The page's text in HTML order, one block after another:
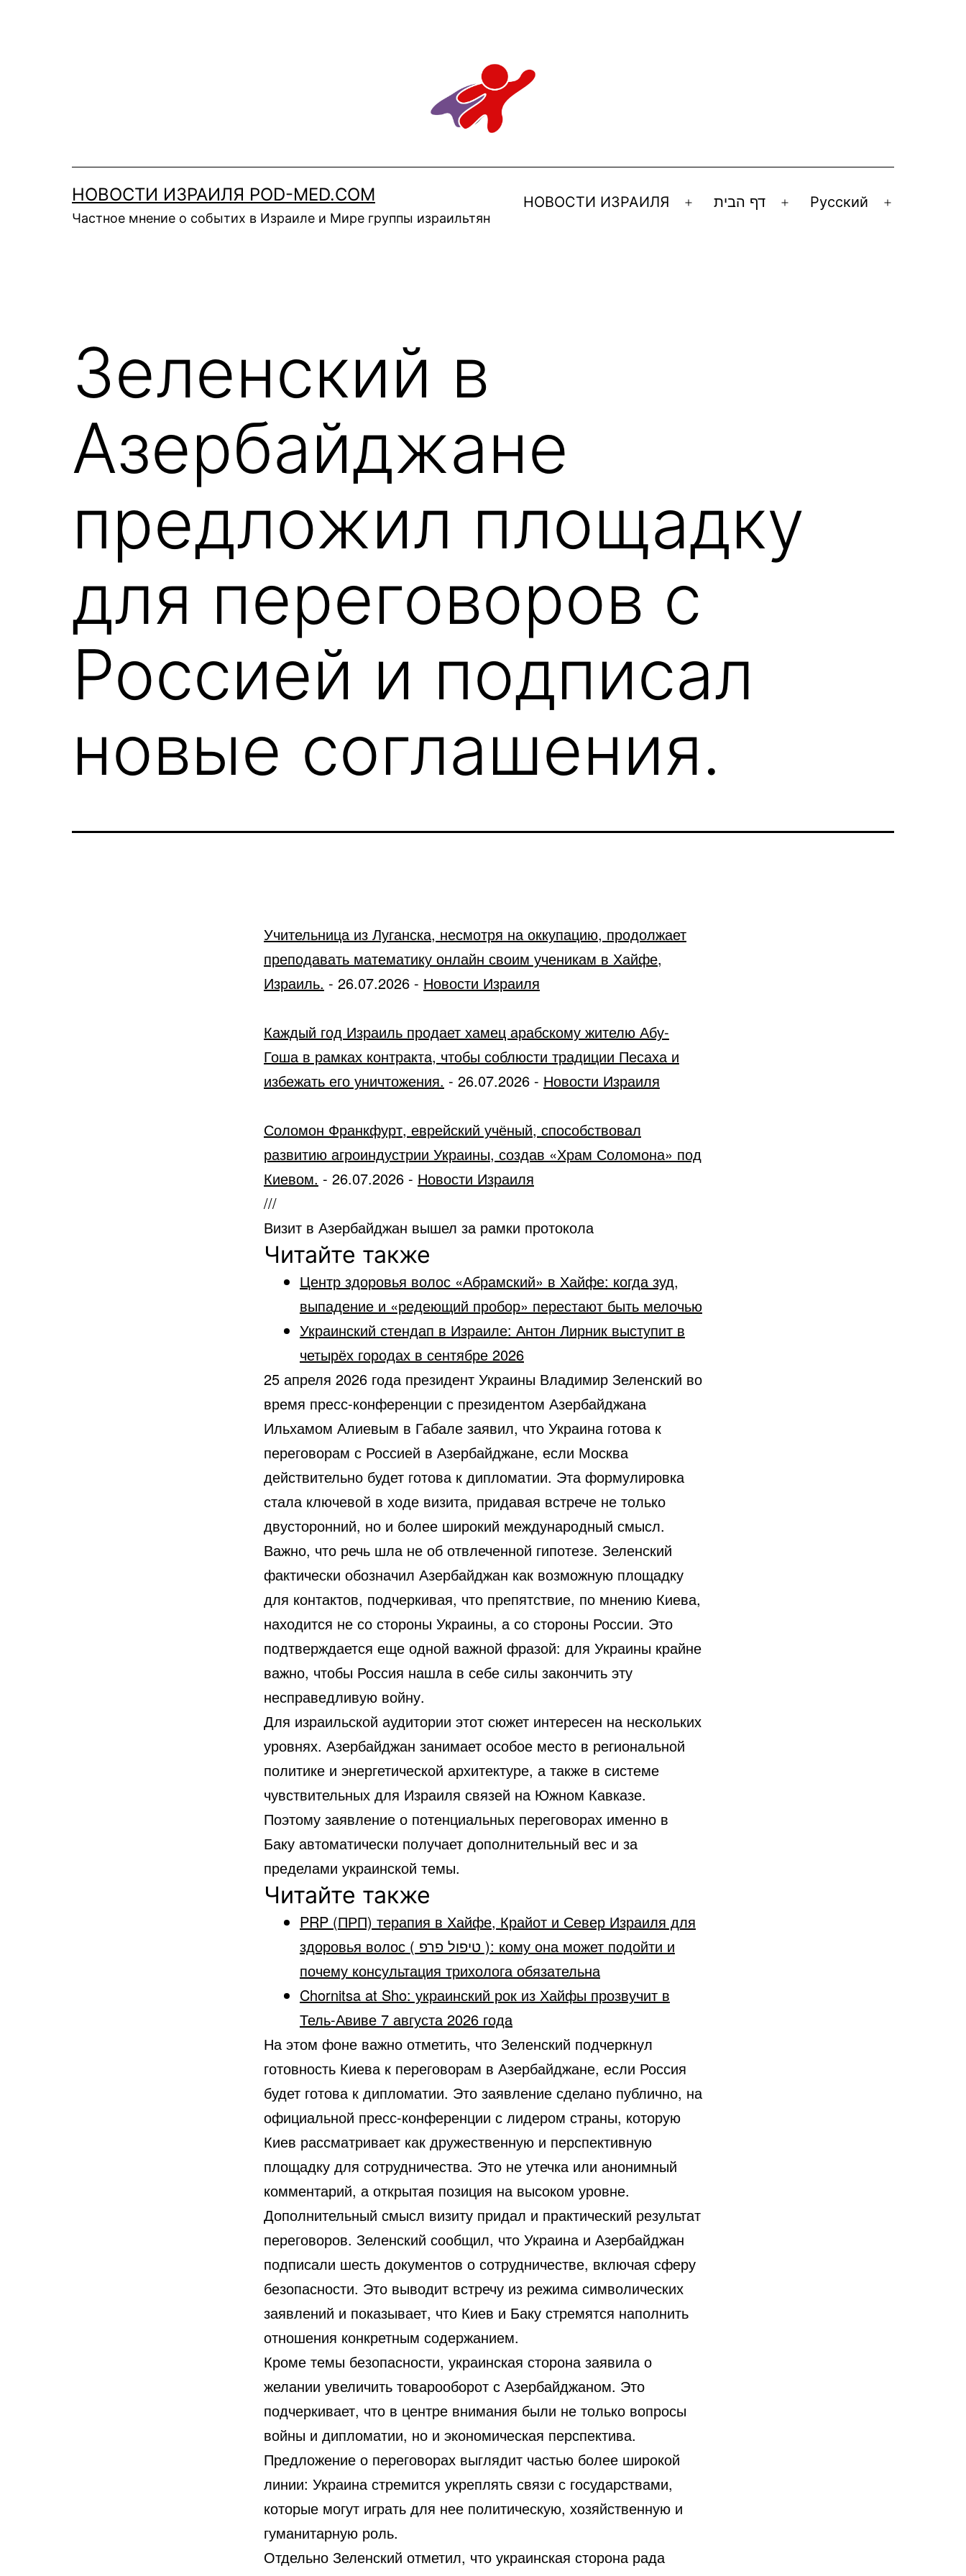
НОВОСТИ ИЗРАИЛЯ POD-MED.COM
Частное мнение о событих в Израиле и Мире группы израильтян
НОВОСТИ ИЗРАИЛЯ
Открыть
דף הבית
ОткрытьРусский
Открыть
Зеленский в
Азербайджане
предложил площадку
для переговоров с
Россией и подписал
новые соглашения.
Учительница из Луганска, несмотря на оккупацию, продолжает
преподавать математику онлайн своим ученикам в Хайфе,
Израиль. - 26.07.2026 - Новости Израиля
Каждый год Израиль продает хамец арабскому жителю Абу-
Гоша в рамках контракта, чтобы соблюсти традиции Песаха и
избежать его уничтожения. - 26.07.2026 - Новости Израиля
Соломон Франкфурт, еврейский учёный, способствовал
развитию агроиндустрии Украины, создав «Храм Соломона» под
Киевом. - 26.07.2026 - Новости Израиля
///
Визит в Азербайджан вышел за рамки протокола
Читайте также
Центр здоровья волос «Абрaмский» в Хайфе: когда зуд,
выпадение и «редеющий пробор» перестают быть мелочью
Украинский стендап в Израиле: Антон Лирник выступит в
четырёх городах в сентябре 2026
25 апреля 2026 года президент Украины Владимир Зеленский во
время пресс-конференции с президентом Азербайджана
Ильхамом Алиевым в Габале заявил, что Украина готова к
переговорам с Россией в Азербайджане, если Москва
действительно будет готова к дипломатии. Эта формулировка
стала ключевой в ходе визита, придавая встрече не только
двусторонний, но и более широкий международный смысл.
Важно, что речь шла не об отвлеченной гипотезе. Зеленский
фактически обозначил Азербайджан как возможную площадку
для контактов, подчеркивая, что препятствие, по мнению Киева,
находится не со стороны Украины, а со стороны России. Это
подтверждается еще одной важной фразой: для Украины крайне
важно, чтобы Россия нашла в себе силы закончить эту
несправедливую войну.
Для израильской аудитории этот сюжет интересен на нескольких
уровнях. Азербайджан занимает особое место в региональной
политике и энергетической архитектуре, а также в системе
чувствительных для Израиля связей на Южном Кавказе.
Поэтому заявление о потенциальных переговорах именно в
Баку автоматически получает дополнительный вес и за
пределами украинской темы.
Читайте также
PRP (ПРП) терапия в Хайфе, Крайот и Север Израиля для
здоровья волос ( טיפול פרפ ): кому она может подойти и
почему консультация трихолога обязательна
Chornitsa at Sho: украинский рок из Хайфы прозвучит в
Тель-Авиве 7 августа 2026 года
На этом фоне важно отметить, что Зеленский подчеркнул
готовность Киева к переговорам в Азербайджане, если Россия
будет готова к дипломатии. Это заявление сделано публично, на
официальной пресс-конференции с лидером страны, которую
Киев рассматривает как дружественную и перспективную
площадку для сотрудничества. Это не утечка или анонимный
комментарий, а открытая позиция на высоком уровне.
Дополнительный смысл визиту придал и практический результат
переговоров. Зеленский сообщил, что Украина и Азербайджан
подписали шесть документов о сотрудничестве, включая сферу
безопасности. Это выводит встречу из режима символических
заявлений и показывает, что Киев и Баку стремятся наполнить
отношения конкретным содержанием.
Кроме темы безопасности, украинская сторона заявила о
желании увеличить товарооборот с Азербайджаном. Это
подчеркивает, что в центре внимания были не только вопросы
войны и дипломатии, но и экономическая перспектива.
Предложение о переговорах выглядит частью более широкой
линии: Украина стремится укреплять связи с государствами,
которые могут играть для нее политическую, хозяйственную и
гуманитарную роль.
Отдельно Зеленский отметил, что украинская сторона рада